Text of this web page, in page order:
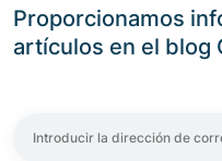
Proporcionamos
artículos en el blog